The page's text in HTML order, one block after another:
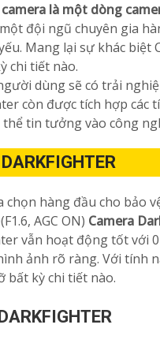
là một dòng
đội ngũ chuyên gia
Mang lại sự khác
chi tiết nào.
dùng sẽ có trải
còn được tích hợp
thể tin tưởng vào công
hàng đầu cho bảo
AGC ON) Camera
vẫn hoạt động tốt với
ảnh rõ ràng. Với tính
bất kỳ chi tiết nào.